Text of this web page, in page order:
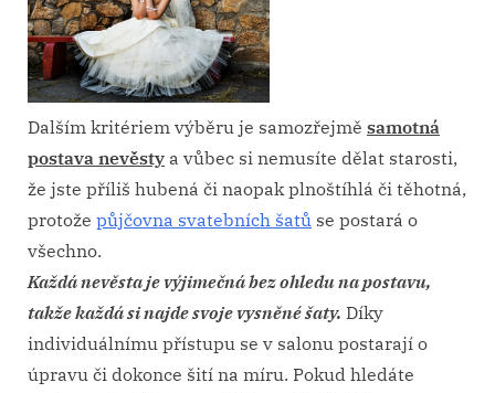
Dalším kritériem výběru je samozřejmě samotná
postava nevěsty a vůbec si nemusíte dělat starosti,
že jste příliš hubená či naopak plnoštíhlá či těhotná,
protože půjčovna svatebních šatů se postará o
všechno.
Každá nevěsta je výjimečná bez ohledu na postavu,
takže každá si najde svoje vysněné šaty. Díky
individuálnímu přístupu se v salonu postarají o
úpravu či dokonce šití na míru. Pokud hledáte